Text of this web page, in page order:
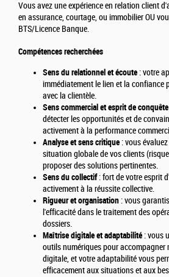
Vous avez une expérience en relation client
en assurance, courtage, ou immobilier OU
BTS/Licence Banque.
Compétences recherchées
Sens du relationnel et écoute : votre
immédiatement le lien et la confiance
avec la clientèle.
Sens commercial et esprit de conquête
détecter les opportunités et de
activement à la performance
Analyse et sens critique : vous
situation globale de vos clients
proposer des solutions pertinentes.
Sens du collectif: fort de votre esprit
activement à la réussite collective.
Rigueur et organisation : vous
l'efficacité dans le traitement des
dossiers.
Maîtrise digitale et adaptabilité : vous
outils numériques pour accompagner
digitale, et votre adaptabilité vous
efficacement aux situations et aux